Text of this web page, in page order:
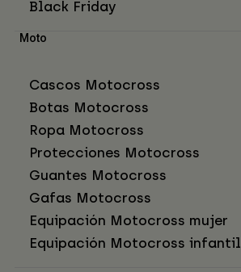
Black Friday
Moto
Cascos Motocross
Botas Motocross
Ropa Motocross
Protecciones Motocross
Guantes Motocross
Gafas Motocross
Equipación Motocross mujer
Equipación Motocross infantil